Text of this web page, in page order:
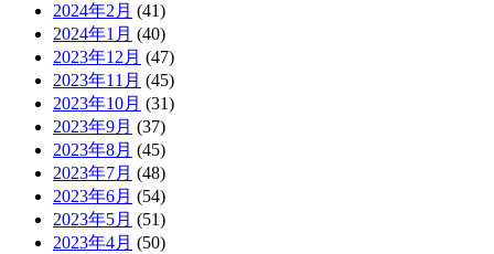
2024年2月 (41)
2024年1月 (40)
2023年12月 (47)
2023年11月 (45)
2023年10月 (31)
2023年9月 (37)
2023年8月 (45)
2023年7月 (48)
2023年6月 (54)
2023年5月 (51)
2023年4月 (50)